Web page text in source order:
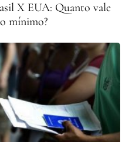
X EUA: Quanto vale
mínimo?